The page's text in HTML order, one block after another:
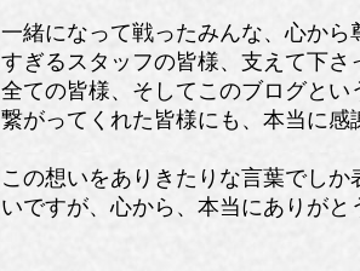
一緒になって戦ったみんな、心か
すぎるスタッフの皆様、支えて下
全ての皆様、そしてこのブログと
繋がってくれた皆様にも、本当に
この想いをありきたりな言葉でし
いですが、心から、本当にありがと